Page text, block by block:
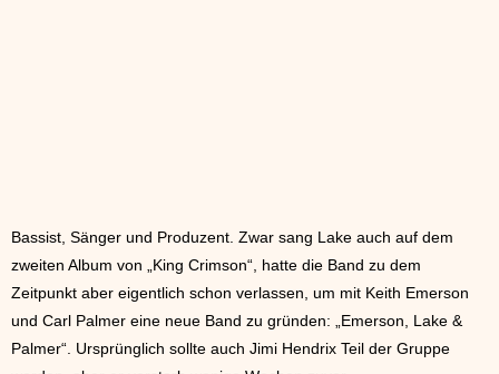
Bassist, Sänger und Produzent. Zwar sang Lake auch auf dem
zweiten Album von „King Crimson“, hatte die Band zu dem
Zeitpunkt aber eigentlich schon verlassen, um mit Keith Emerson
und Carl Palmer eine neue Band zu gründen: „Emerson, Lake &
Palmer“. Ursprünglich sollte auch Jimi Hendrix Teil der Gruppe